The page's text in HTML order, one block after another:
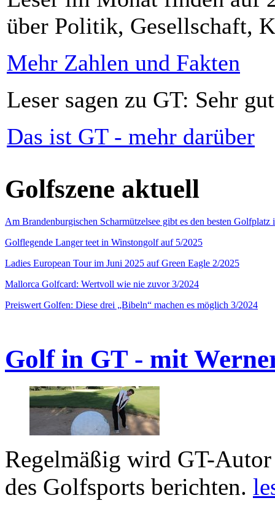
über Politik, Gesellschaft,
Mehr Zahlen und Fakten
Leser sagen zu GT: Sehr
Das ist GT - mehr darüber
Golfszene aktuell
Am Brandenburgischen Scharmützelsee gibt es den besten
Golflegende Langer teet in Winstongolf auf 5/2025
Ladies European Tour im Juni 2025 auf Green Eagle 2/2025
Mallorca Golfcard: Wertvoll wie nie zuvor 3/2024
Preiswert Golfen: Diese drei „Bibeln“ machen es möglich 3/2024
Golf in GT - mit
Regelmäßig wird GT-
des Golfsports berichten.